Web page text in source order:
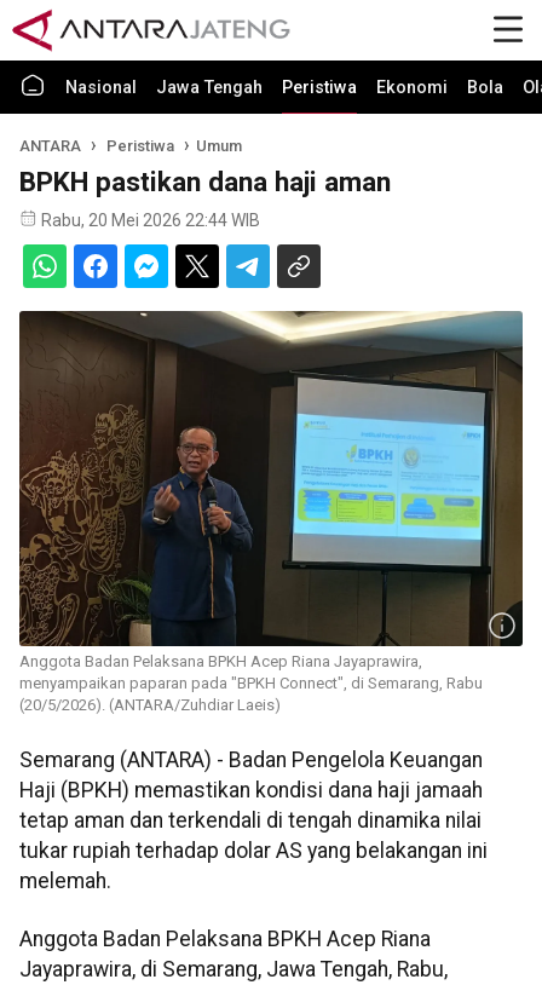
Nasional Jawa Tengah Peristiwa Ekonomi Bola
ANTARA Peristiwa Umum
BPKH pastikan dana haji aman
Rabu, 20 Mei 2026 22:44 WIB
Anggota Badan Pelaksana BPKH Acep Riana Jayaprawira,
menyampaikan paparan pada "BPKH Connect", di Semarang, Rabu
(20/5/2026). (ANTARA/Zuhdiar Laeis)
Semarang (ANTARA) - Badan Pengelola Keuangan
Haji (BPKH) memastikan kondisi dana haji jamaah
tetap aman dan terkendali di tengah dinamika nilai
tukar rupiah terhadap dolar AS yang belakangan ini
melemah.
Anggota Badan Pelaksana BPKH Acep Riana
Jayaprawira, di Semarang, Jawa Tengah, Rabu,